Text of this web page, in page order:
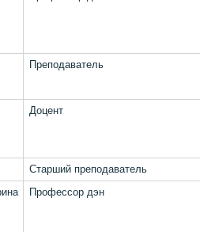
Преподаватель
Доцент
Старший преподаватель
Профессор дэн